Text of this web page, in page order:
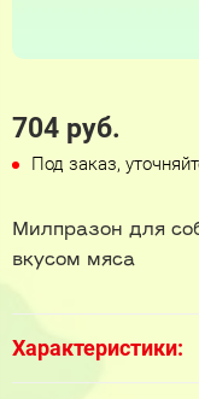
704 руб.
Под заказ,
Милпразон для
вкусом мяса
Характеристики: